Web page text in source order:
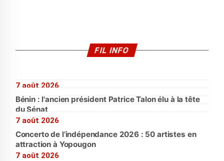
FIL INFO
7 août 2026
Bénin : l'ancien président Patrice Talon élu à la tête
du Sénat
7 août 2026
Concerto de l’indépendance 2026 : 50 artistes en
attraction à Yopougon
7 août 2026